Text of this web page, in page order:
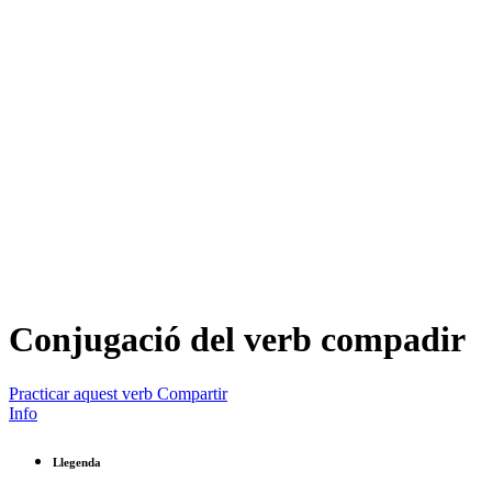
Conjugació del verb compadir
Practicar aquest verb Compartir
Info
Llegenda